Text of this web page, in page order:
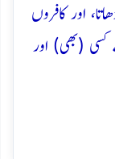
اور کافروں
(بھی) اور